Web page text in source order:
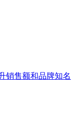
销售额和品牌知名